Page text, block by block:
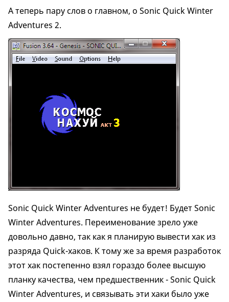
А теперь пару слов о главном, о Sonic Quick Winter
Adventures 2.
Sonic Quick Winter Adventures не будет! Будет Sonic
Winter Adventures. Переименование зрело уже
довольно давно, так как я планирую вывести хак из
разряда Quick-хаков. К тому же за время разработок
этот хак постепенно взял гораздо более высшую
планку качества, чем предшественник - Sonic Quick
Winter Adventures, и связывать эти хаки было уже